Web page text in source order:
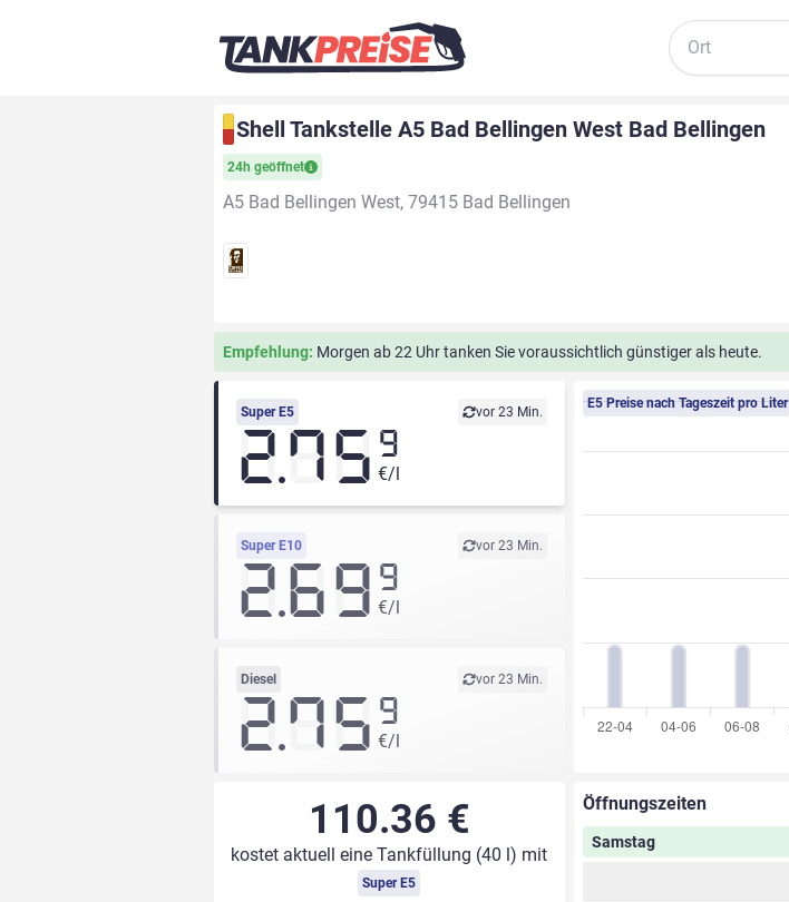
Suche
Shell Tankstelle A5 Bad Bellingen West Bad Bellingen
24h geöffnet
A5 Bad Bellingen West, 79415 Bad Bellingen
Empfehlung: Morgen ab 22 Uhr tanken Sie voraussichtlich günstiger als heute.
Super E5 vor 23 Min.
2.75 9
€/l
Super E10 vor 23 Min.
2.69 9
€/l
Diesel vor 23 Min.
2.75 9
€/l
E5 Preise nach Tageszeit pro Liter
110.36 €
kostet aktuell eine Tankfüllung (40 l) mit
Super E5
Öffnungszeiten
Samstag